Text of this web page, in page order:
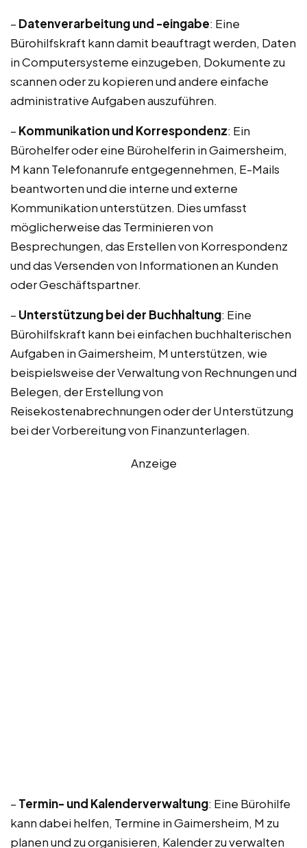
– Datenverarbeitung und -eingabe: Eine
Bürohilfskraft kann damit beauftragt werden, Daten
in Computersysteme einzugeben, Dokumente zu
scannen oder zu kopieren und andere einfache
administrative Aufgaben auszuführen.
– Kommunikation und Korrespondenz: Ein
Bürohelfer oder eine Bürohelferin in Gaimersheim,
M kann Telefonanrufe entgegennehmen, E-Mails
beantworten und die interne und externe
Kommunikation unterstützen. Dies umfasst
möglicherweise das Terminieren von
Besprechungen, das Erstellen von Korrespondenz
und das Versenden von Informationen an Kunden
oder Geschäftspartner.
– Unterstützung bei der Buchhaltung: Eine
Bürohilfskraft kann bei einfachen buchhalterischen
Aufgaben in Gaimersheim, M unterstützen, wie
beispielsweise der Verwaltung von Rechnungen und
Belegen, der Erstellung von
Reisekostenabrechnungen oder der Unterstützung
bei der Vorbereitung von Finanzunterlagen.
Anzeige
– Termin- und Kalenderverwaltung: Eine Bürohilfe
kann dabei helfen, Termine in Gaimersheim, M zu
planen und zu organisieren, Kalender zu verwalten